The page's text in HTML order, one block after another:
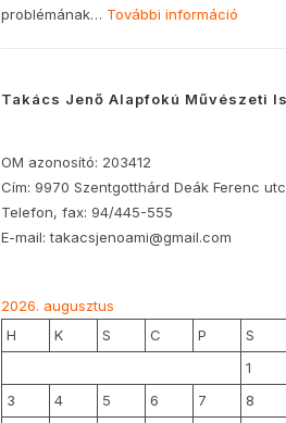
problémának… További információ
Takács Jenő Alapfokú Művészeti
OM azonosító: 203412
Cím: 9970 Szentgotthárd Deák Ferenc
Telefon, fax: 94/445-555
E-mail: takacsjenoami@gmail.com
2026. augusztus
H
K S C P S
1
3
4 5 6 7 8